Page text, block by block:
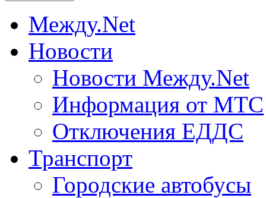
Между.Net
Новости
Новости Между.Net
Информация от МТС
Отключения ЕДДС
Транспорт
Городские автобусы